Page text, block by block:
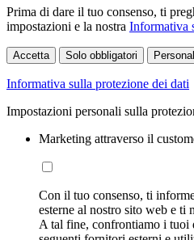
Prima di dare il tuo consenso, ti
impostazioni e la nostra Informativa
Accetta Solo obbligatori
Informativa sulla protezione dei dati
Impostazioni personali sulla
Marketing attraverso il
Con il tuo consenso, ti
esterne al nostro sito web e ti
A tal fine, confrontiamo i tuoi